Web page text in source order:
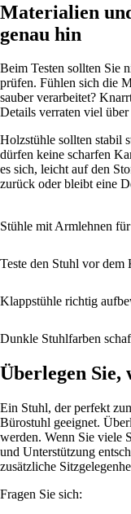
Materialien
genau hin
Beim Testen sollten Sie
prüfen. Fühlen sich die
sauber verarbeitet?
Details verraten viel
Holzstühle sollten stabil
dürfen keine scharfen
es sich, leicht auf den
zurück oder bleibt eine
Stühle mit Armlehnen
Teste den Stuhl vor
Klappstühle richtig
Dunkle Stuhlfarben
Überlegen Sie,
Ein Stuhl, der perfekt
Bürostuhl geeignet.
werden. Wenn Sie viele
und Unterstützung
zusätzliche
Fragen Sie sich: